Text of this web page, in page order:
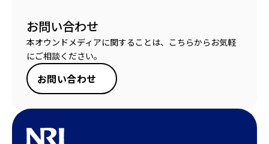
お問い合わせ
本オウンドメディアに関することは、こちらからお気軽
にご相談ください。
お問い合わせ